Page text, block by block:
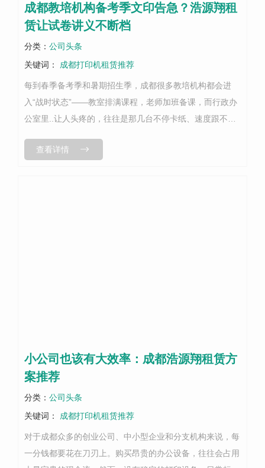
成都教培机构备考季文印告急？浩源翔租
赁让试卷讲义不断档
分类： 公司头条
关键词：
成都打印机租赁推荐
每到春季备考季和暑期招生季，成都很多教培机构都会进
入“战时状态”——教室排满课程，老师加班备课，而行政办
公室里..让人头疼的，往往是那几台不停卡纸、速度跟不
4个校区、在读学员超过800人的...
查看详情
小公司也该有大效率：成都浩源翔租赁方
案推荐
分类： 公司头条
关键词：
成都打印机租赁推荐
对于成都众多的创业公司、中小型企业和分支机构来说，每
一分钱都要花在刀刃上。购买昂贵的办公设备，往往会占用